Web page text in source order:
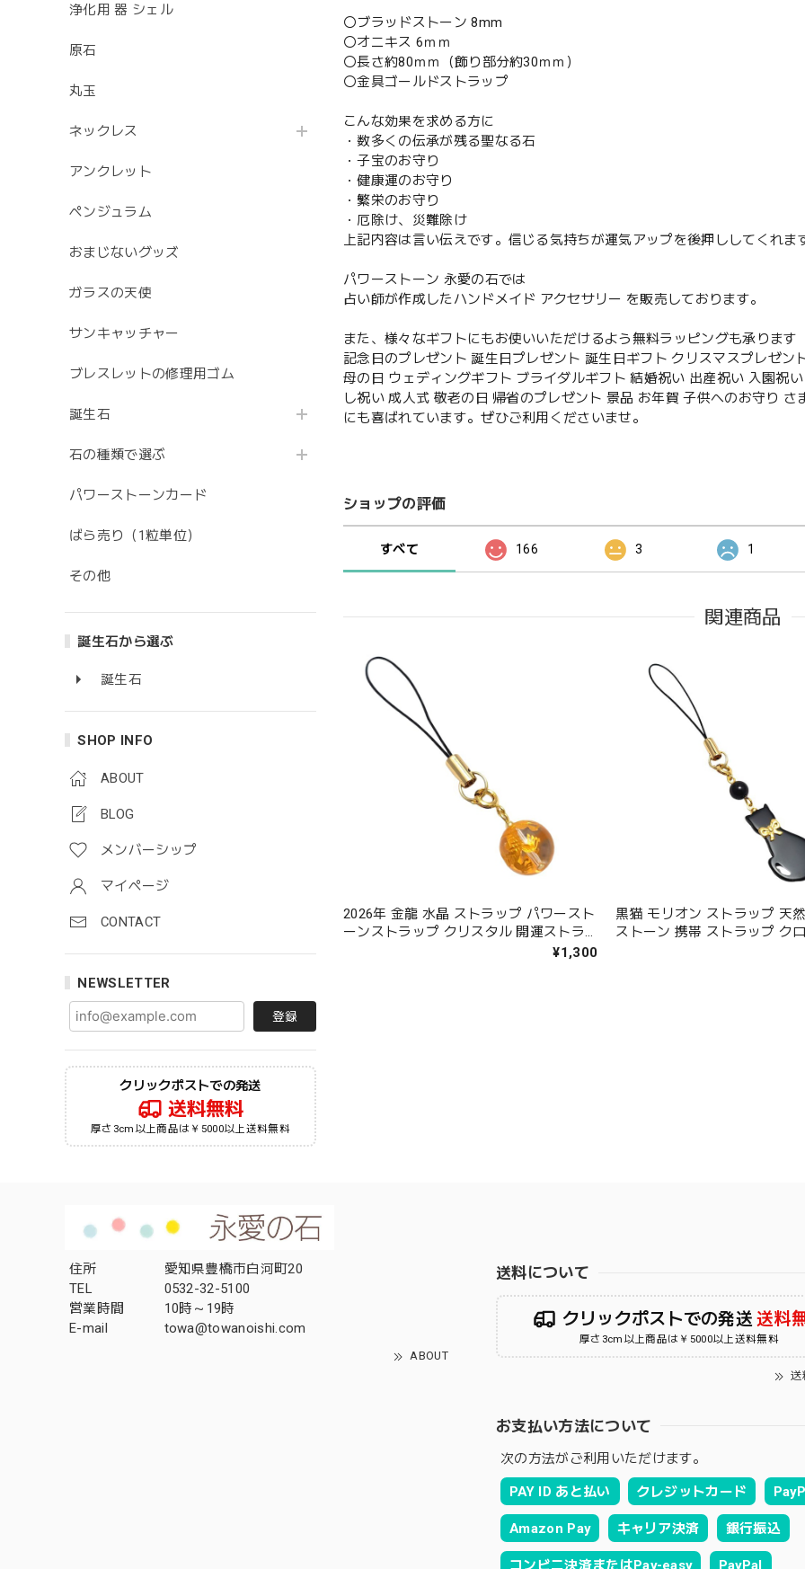
浄化用 器 シェル
原石
丸玉
ネックレス
アンクレット
ペンジュラム
おまじないグッズ
ガラスの天使
サンキャッチャー
ブレスレットの修理用ゴム
誕生石
石の種類で選ぶ
パワーストーンカード
ばら売り（1粒単位）
その他
誕生石から選ぶ
誕生石
SHOP INFO
ABOUT
BLOG
メンバーシップ
マイページ
CONTACT
NEWSLETTER
登録
クリックポストでの発送
送料無料
厚さ3cm以上商品は￥5000以上送料無料
〇ブラッドストーン 8mm
〇オニキス 6ｍｍ
〇長さ約80ｍｍ（飾り部分約30ｍｍ）
〇金具ゴールドストラップ
こんな効果を求める方に
・数多くの伝承が残る聖なる石
・子宝のお守り
・健康運のお守り
・繁栄のお守り
・厄除け、災難除け
上記内容は言い伝えです。信じる気持ちが運気アップを後押ししてくれま
パワーストーン 永愛の石では
占い師が作成したハンドメイド アクセサリー を販売しております。
また、様々なギフトにもお使いいただけるよう無料ラッピングも承ります
記念日のプレゼント 誕生日プレゼント 誕生日ギフト クリスマスプレゼ
母の日 ウェディングギフト ブライダルギフト 結婚祝い 出産祝い 入園祝
し祝い 成人式 敬老の日 帰省のプレゼント 景品 お年賀 子供へのお守り さ
にも喜ばれています。ぜひご利用くださいませ。
ショップの評価
すべて 166 3 1
関連商品
2026年 金龍 水晶 ストラップ パワースト
ーンストラップ クリスタル 開運ストラ
ップ 天然石 携帯ストラップ スマホ 誕生
¥1,300
黒猫 モリオン ストラップ 天
ストーン 携帯 ストラップ ク
セサリー ネコ 黒水晶 魔除け
住所
愛知県豊橋市白河町20
TEL
0532-32-5100
営業時間
10時～19時
E-mail
towa@towanoishi.com
ABOUT
送料について
クリックポストでの発送 送料
厚さ3cm以上商品は￥5000以上送料無料
送
お支払い方法について
次の方法がご利用いただけます。
PAY ID あと払い クレジットカード
Amazon Pay キャリア決済 銀行振込
コンビニ決済またはPay-easy PayPal